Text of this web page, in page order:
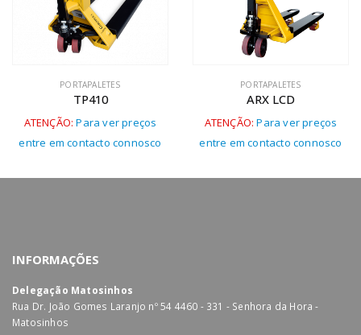
PORTAPALETES
TP410
ATENÇÃO: Para ver preços
entre em contacto connosco
PORTAPALETES
ARX LCD
ATENÇÃO: Para ver preços
entre em contacto connosco
INFORMAÇÕES
Delegação Matosinhos
Rua Dr. João Gomes Laranjo nº 54 4460 - 331 - Senhora da Hora -
Matosinhos